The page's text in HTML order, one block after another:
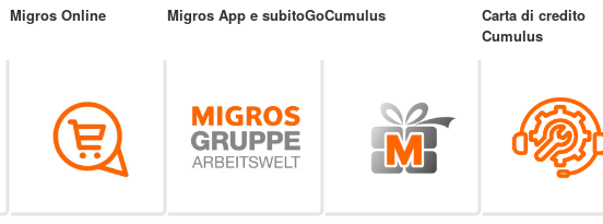
Migros Online Migros App e subitoGoCumulus
Carta di credito
Cumulus